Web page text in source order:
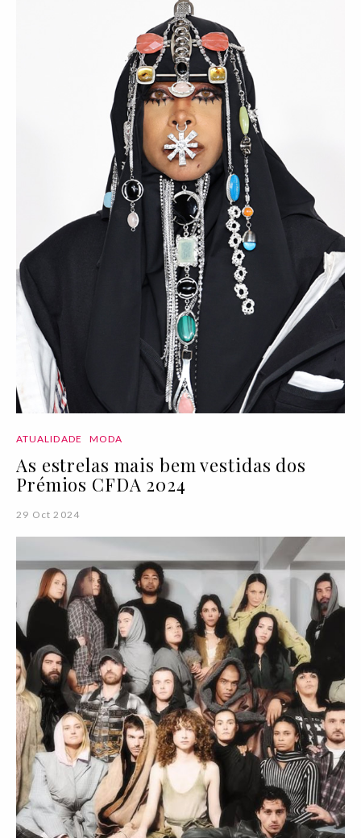
ATUALIDADE MODA
As estrelas mais bem vestidas dos
Prémios CFDA 2024
29 Oct 2024